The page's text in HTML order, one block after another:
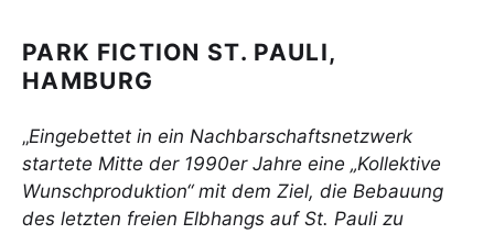
PARK FICTION ST. PAULI,
HAMBURG
„Eingebettet in ein Nachbarschaftsnetzwerk
startete Mitte der 1990er Jahre eine „Kollektive
Wunschproduktion“ mit dem Ziel, die Bebauung
des letzten freien Elbhangs auf St. Pauli zu